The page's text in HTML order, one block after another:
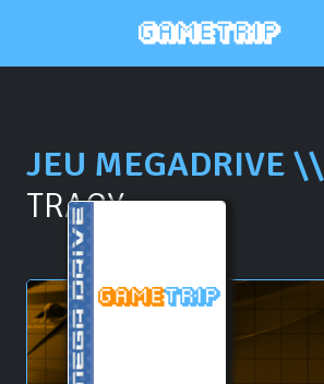
JEU MEGADRIVE \\
TRACY